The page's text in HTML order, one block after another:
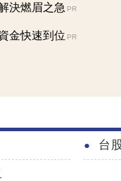
決燃眉之急 PR
金快速到位 PR
台